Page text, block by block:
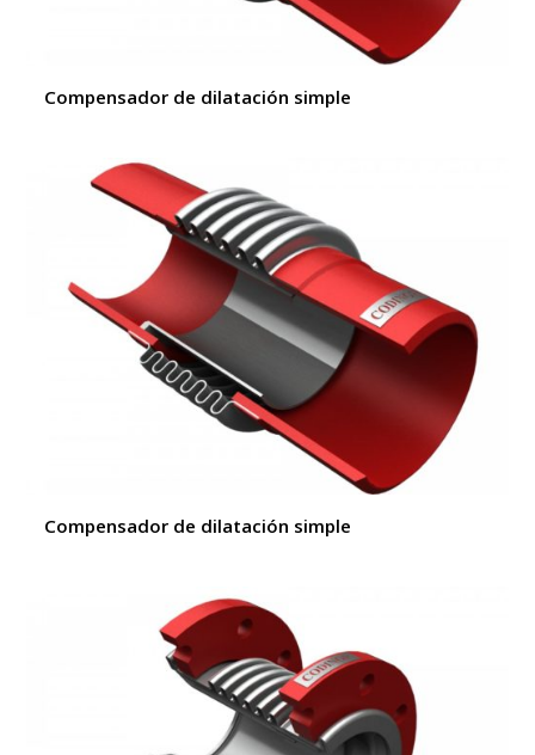
Compensador de dilatación simple
Compensador de dilatación simple